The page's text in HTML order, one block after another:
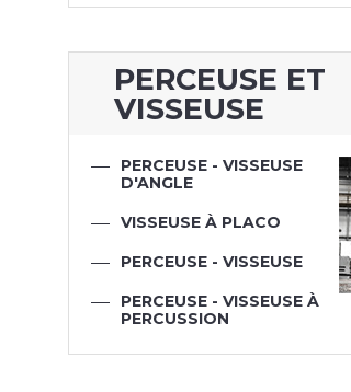
PERCEUSE ET
VISSEUSE
PERCEUSE - VISSEUSE
D'ANGLE
VISSEUSE À PLACO
PERCEUSE - VISSEUSE
PERCEUSE - VISSEUSE À
PERCUSSION